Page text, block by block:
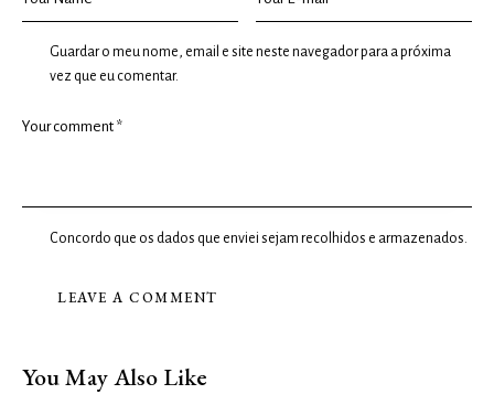
Guardar o meu nome, email e site neste navegador para a próxima
vez que eu comentar.
Concordo que os dados que enviei sejam recolhidos e armazenados.
You May Also Like